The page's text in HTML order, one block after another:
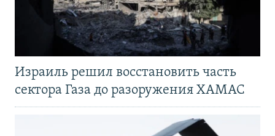
Израиль решил восстановить часть
сектора Газа до разоружения ХАМАС